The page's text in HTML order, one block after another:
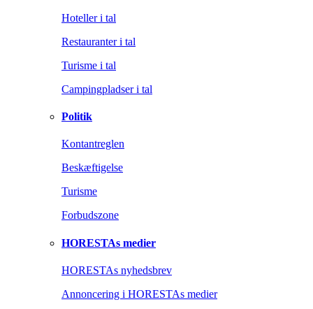
Hoteller i tal
Restauranter i tal
Turisme i tal
Campingpladser i tal
Politik
Kontantreglen
Beskæftigelse
Turisme
Forbudszone
HORESTAs medier
HORESTAs nyhedsbrev
Annoncering i HORESTAs medier